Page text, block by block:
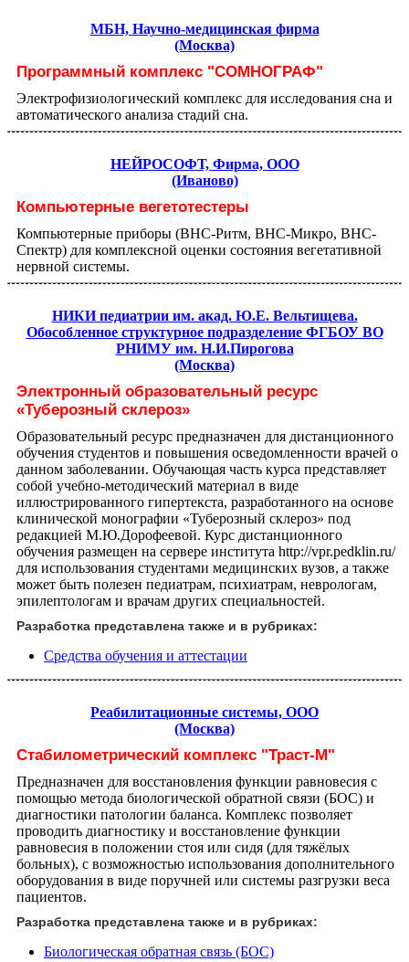
МБН, Научно-медицинская фирма
(Москва)
Программный комплекс "СОМНОГРАФ"
Электрофизиологический комплекс для исследования сна и
автоматического анализа стадий сна.
НЕЙРОСОФТ, Фирма, ООО
(Иваново)
Компьютерные вегетотестеры
Компьютерные приборы (ВНС-Ритм, ВНС-Микро, ВНС-
Спектр) для комплексной оценки состояния вегетативной
нервной системы.
НИКИ педиатрии им. акад. Ю.Е. Вельтищева.
Обособленное структурное подразделение ФГБОУ ВО
РНИМУ им. Н.И.Пирогова
(Москва)
Электронный образовательный ресурс
«Туберозный склероз»
Образовательный ресурс предназначен для дистанционного
обучения студентов и повышения осведомленности врачей о
данном заболевании. Обучающая часть курса представляет
собой учебно-методический материал в виде
иллюстрированного гипертекста, разработанного на основе
клинической монографии «Туберозный склероз» под
редакцией М.Ю.Дорофеевой. Курс дистанционного
обучения размещен на сервере института http://vpr.pedklin.ru/
для использования студентами медицинских вузов, а также
может быть полезен педиатрам, психиатрам, неврологам,
эпилептологам и врачам других специальностей.
Разработка представлена также и в рубриках:
Средства обучения и аттестации
Реабилитационные системы, ООО
(Москва)
Стабилометрический комплекс "Траст-М"
Предназначен для восстановления функции равновесия с
помощью метода биологической обратной связи (БОС) и
диагностики патологии баланса. Комплекс позволяет
проводить диагностику и восстановление функции
равновесия в положении стоя или сидя (для тяжёлых
больных), с возможностью использования дополнительного
оборудования в виде поручней или системы разгрузки веса
пациентов.
Разработка представлена также и в рубриках:
Биологическая обратная связь (БОС)